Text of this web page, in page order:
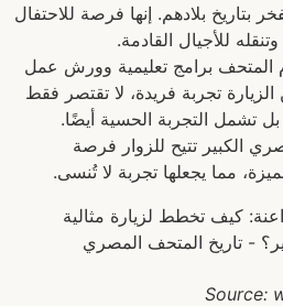
بتاريخ بلادهم. إنها فرصة للاحتفال
للأجيال القادمة.
المتحف برامج تعليمية وورش عمل
تجربة فريدة، لا تقتصر فقط
بل تشمل التجربة الحسية أيضًا.
الكبير تتيح للزوار فرصة
مما يجعلها تجربة لا تُنسى.
Source: